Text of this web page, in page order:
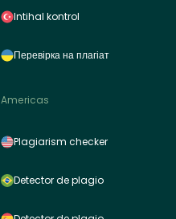
Intihal kontrol
Перевірка на плагіат
Americas
Plagiarism checker
Detector de plagio